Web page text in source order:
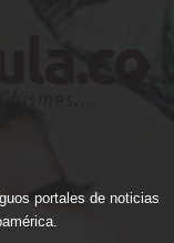
portales de noticias